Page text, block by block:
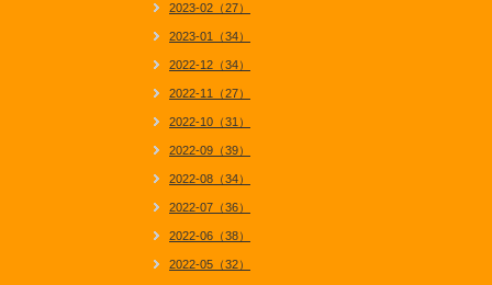
2023-02（27）
2023-01（34）
2022-12（34）
2022-11（27）
2022-10（31）
2022-09（39）
2022-08（34）
2022-07（36）
2022-06（38）
2022-05（32）